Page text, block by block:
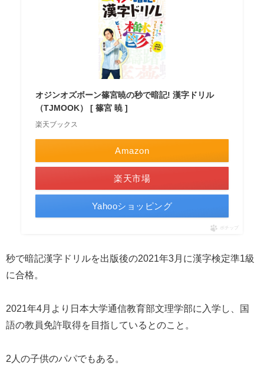
オジンオズボーン篠宮暁の秒で暗記! 漢字ドリル
（TJMOOK） [ 篠宮 暁 ]
楽天ブックス
Amazon
楽天市場
Yahooショッピング
ポチップ
秒で暗記漢字ドリルを出版後の2021年3月に漢字検定準1級
に合格。
2021年4月より日本大学通信教育部文理学部に入学し、国
語の教員免許取得を目指しているとのこと。
2人の子供のパパでもある。